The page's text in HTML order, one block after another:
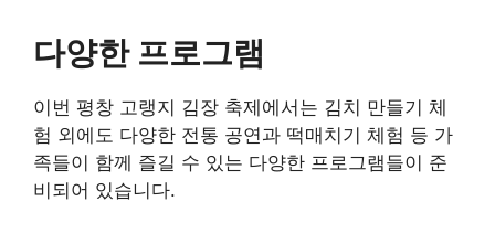
다양한 프로그램
이번 평창 고랭지 김장 축제에서는 김치 만들기 체
험 외에도 다양한 전통 공연과 떡매치기 체험 등 가
족들이 함께 즐길 수 있는 다양한 프로그램들이 준
비되어 있습니다.